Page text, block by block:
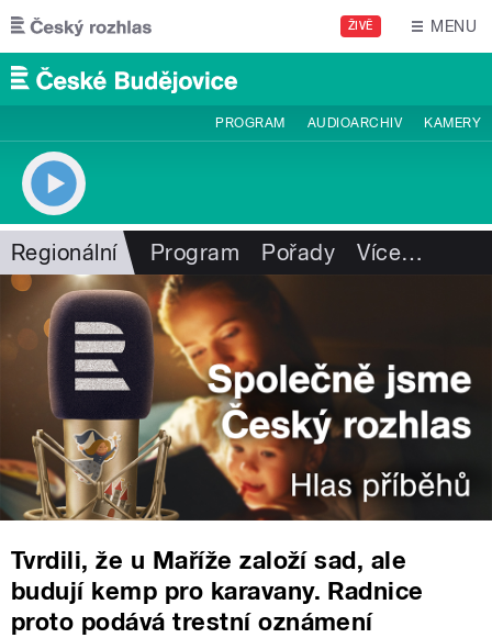
Přejít k hlavnímu obsahu
ŽIVĚ MENU
PROGRAM AUDIOARCHIV KAMERY
Regionální Program Pořady Více…
Tvrdili, že u Maříže založí sad, ale
budují kemp pro karavany. Radnice
proto podává trestní oznámení